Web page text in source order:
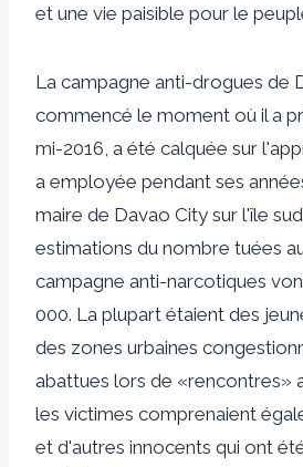
et une vie paisible pour le
La campagne anti-drogues de
commencé le moment où il a
mi-2016, a été calquée sur
a employée pendant ses
maire de Davao City sur l'île
estimations du nombre tuées
campagne anti-narcotiques
000. La plupart étaient des
des zones urbaines
abattues lors de «rencontres»
les victimes comprenaient
et d'autres innocents qui ont